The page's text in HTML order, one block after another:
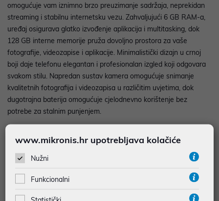
omogućuje vam iznimno brzo preuzimanje sadržaja, neprekidan
streaming i stabilnu internetsku vezu. Zahvaljujući 6 GB RAM-a,
uređaj osigurava glatko izvođenje aplikacija i multitasking, dok
128 GB interne memorije pruža dovoljno prostora za vaše
fotografije, videozapise i aplikacije. Minimalistički dizajn u crnoj
boji daje telefonu elegantan i profesionalan izgled koji odgovara
svakom stilu. Napredan sustav kamera omogućuje snimanje
kvalitetnih fotografija i videozapisa u različitim uvjetima, dok
dugotrajna baterija omogućuje cjelodnevno korištenje bez
potrebe za stalnim punjenjem.
• Model: Samsung Galaxy A27 5G 128GB
•Boja: Crna
•Procesor: Brzina procesora: 4x2.4 GHz Cortex-A78 i 4x1.8 GHz
www.mikronis.hr upotrebljava kolačiće
Nužni
Funkcionalni